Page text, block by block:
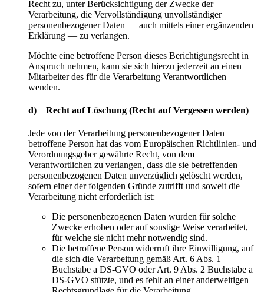
Recht zu, unter Berücksichtigung der Zwecke der
Verarbeitung, die Vervollständigung unvollständiger
personenbezogener Daten — auch mittels einer ergänzenden
Erklärung — zu verlangen.
Möchte eine betroffene Person dieses Berichtigungsrecht in
Anspruch nehmen, kann sie sich hierzu jederzeit an einen
Mitarbeiter des für die Verarbeitung Verantwortlichen
wenden.
d) Recht auf Löschung (Recht auf Vergessen werden)
Jede von der Verarbeitung personenbezogener Daten
betroffene Person hat das vom Europäischen Richtlinien- und
Verordnungsgeber gewährte Recht, von dem
Verantwortlichen zu verlangen, dass die sie betreffenden
personenbezogenen Daten unverzüglich gelöscht werden,
sofern einer der folgenden Gründe zutrifft und soweit die
Verarbeitung nicht erforderlich ist:
Die personenbezogenen Daten wurden für solche
Zwecke erhoben oder auf sonstige Weise verarbeitet,
für welche sie nicht mehr notwendig sind.
Die betroffene Person widerruft ihre Einwilligung, auf
die sich die Verarbeitung gemäß Art. 6 Abs. 1
Buchstabe a DS-GVO oder Art. 9 Abs. 2 Buchstabe a
DS-GVO stützte, und es fehlt an einer anderweitigen